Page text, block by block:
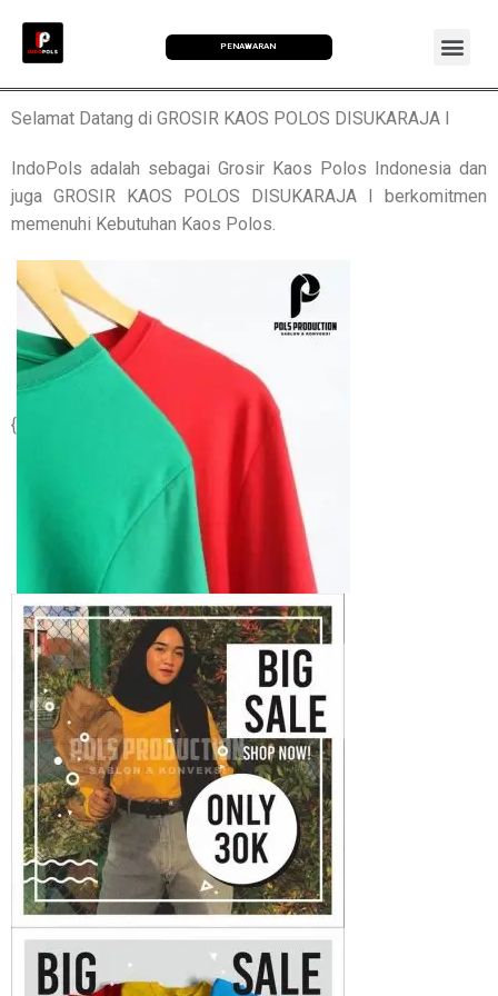
PENAWARAN
Selamat Datang di GROSIR KAOS POLOS DISUKARAJA I
IndoPols adalah sebagai Grosir Kaos Polos Indonesia dan
juga GROSIR KAOS POLOS DISUKARAJA I berkomitmen
memenuhi Kebutuhan Kaos Polos.
{